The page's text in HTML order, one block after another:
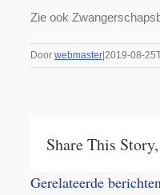
Zie ook
Door webmaster 2019-08-
Share This
Gerelateerde